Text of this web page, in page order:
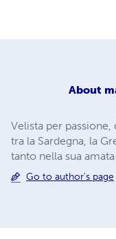
About
Velista per
tra la Sardegna, la
tanto nella sua
Go to author's page